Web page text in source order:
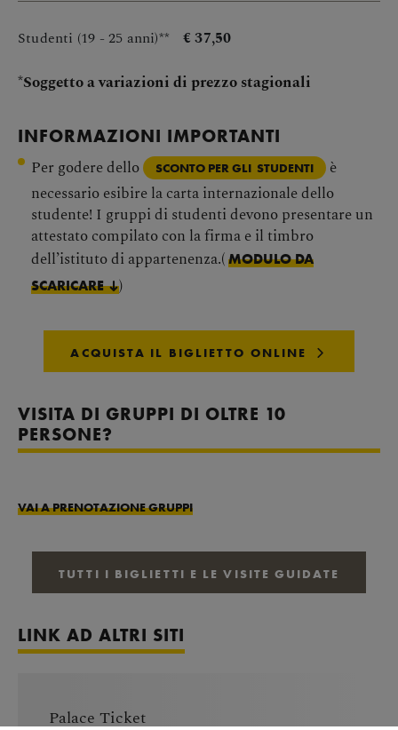
Studenti (19 - 25 anni)** € 37,50
*Soggetto a variazioni di prezzo stagionali
INFORMAZIONI IMPORTANTI
Per godere dello SCONTO PER GLI STUDENTI
è
necessario esibire la carta internazionale dello
studente! I gruppi di studenti devono presentare un
attestato compilato con la firma e il timbro
dell’istituto di appartenenza.( MODULO DA
SCARICARE
)
ACQUISTA IL BIGLIETTO ONLINE
VISITA DI GRUPPI DI OLTRE 10
PERSONE?
VAI A PRENOTAZIONE GRUPPI
TUTTI I BIGLIETTI E LE VISITE GUIDATE
LINK AD ALTRI SITI
Palace Ticket